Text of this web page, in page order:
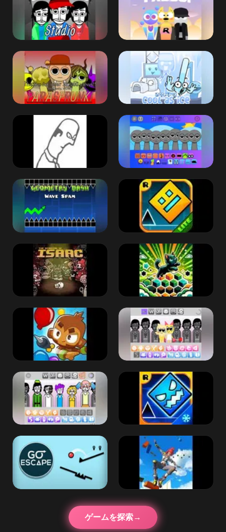
ゲームを探索